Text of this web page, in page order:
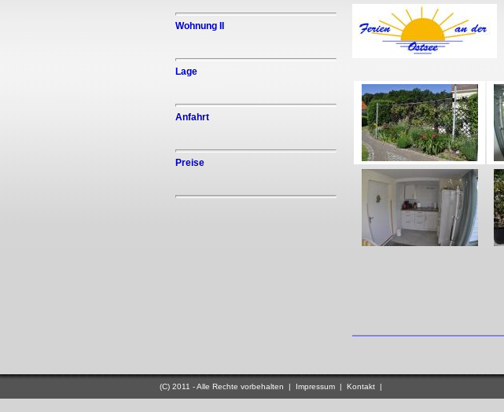
Wohnung II
Lage
Anfahrt
Preise
(C) 2011 - Alle Rechte vorbehalten | Impressum | Kontakt |